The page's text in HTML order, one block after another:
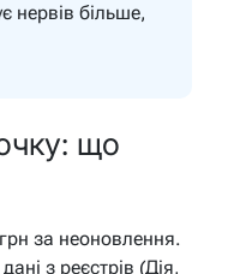
нервів більше,
що
за неоновлення.
з реєстрів (Дія,